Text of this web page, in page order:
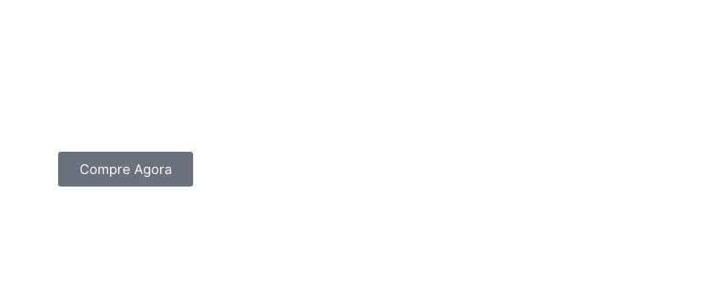
Compre Agora